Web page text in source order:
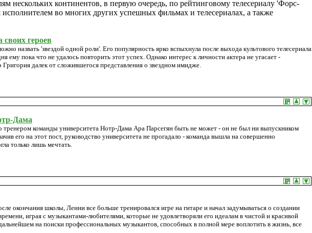
нескольких континентов, в первую очередь, по рейтинговому телесериалу 'Форс-
во многих других успешных фильмах и телесериалах, а также
героев
назвать 'звездой одной роли'. Его популярность ярко вспыхнула после выхода культового телесериала
ему пока что не удалось повторить этот успех. Однако интерес к личности актера не угасает -
далек от сложившегося представления о звездном имидже.
Дама
тренером команды университета Нотр-Дама Ара Парсегян быть не может - он не был ни выпускником
его на этот пост, руководство университета не прогадало - команда вышла на совершенно
только лишь мечтать.
окончания школы, Ленни все больше тренировался игре на гитаре и начал задумываться о создании
играя с музыкантами-любителями, которые не удовлетворяли его идеалам в чистой и красивой
на поиски профессиональных музыкантов, способных в полной мере воплотить в жизнь, все